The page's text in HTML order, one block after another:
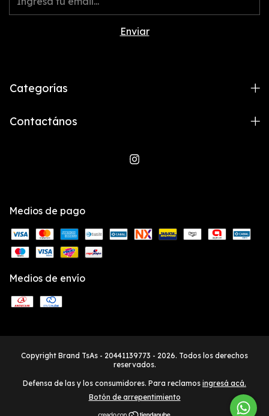
Categorías
Contactános
Medios de pago
Medios de envío
Copyright Brand TsAs - 20441139773 - 2026. Todos los derechos
reservados.
Defensa de las y los consumidores. Para reclamos ingresá acá.
Botón de arrepentimiento